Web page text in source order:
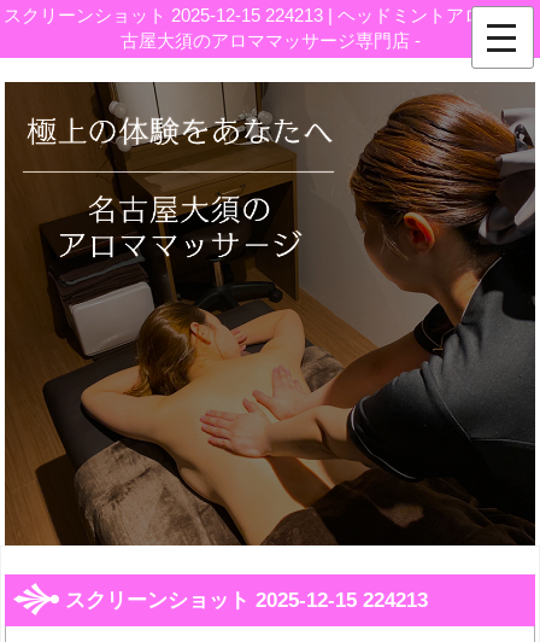
スクリーンショット 2025-12-15 224213 | ヘッドミントアロマ｜名
古屋大須のアロママッサージ専門店 -
スクリーンショット 2025-12-15 224213